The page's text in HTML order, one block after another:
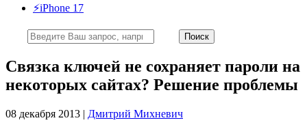
⚡️iPhone 17
Связка ключей не сохраняет пароли на
некоторых сайтах? Решение проблемы
08 декабря 2013 | Дмитрий Михневич